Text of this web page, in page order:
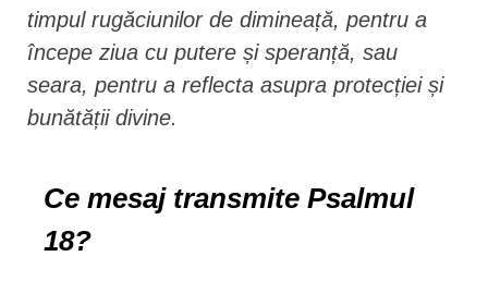
timpul rugăciunilor de dimineață, pentru a
începe ziua cu putere și speranță, sau
seara, pentru a reflecta asupra protecției și
bunătății divine.
Ce mesaj transmite Psalmul
18?